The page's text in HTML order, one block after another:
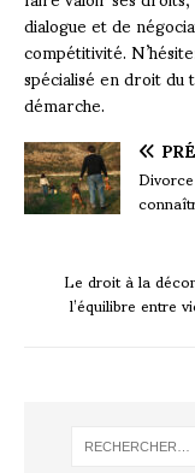
dialogue et de
compétitivité.
spécialisé en droit
démarche.
Le droit à la
l’équilibre entre